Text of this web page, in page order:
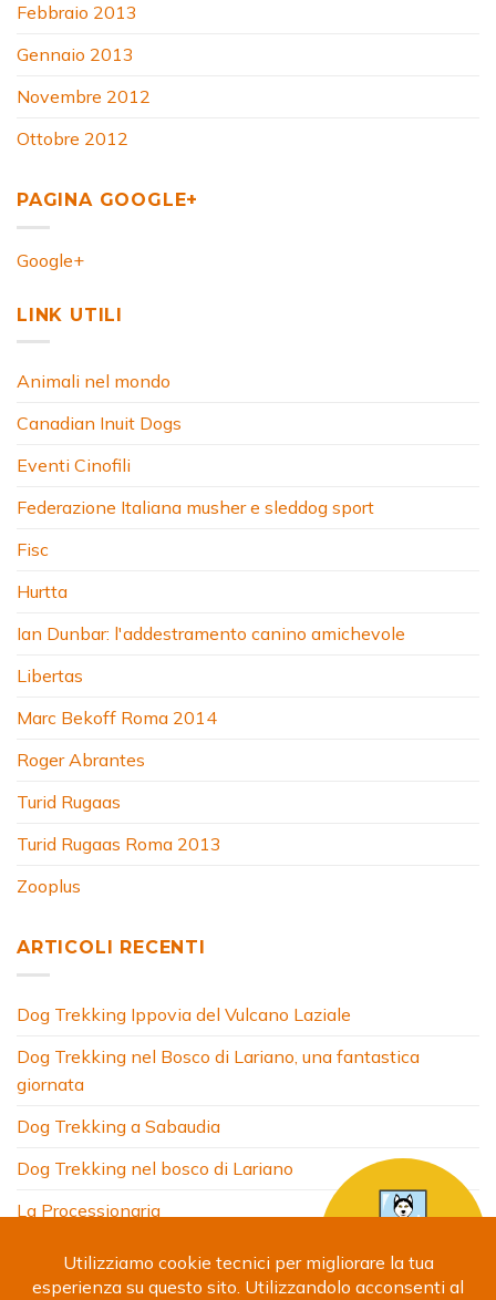
Febbraio 2013
Gennaio 2013
Novembre 2012
Ottobre 2012
PAGINA GOOGLE+
Google+
LINK UTILI
Animali nel mondo
Canadian Inuit Dogs
Eventi Cinofili
Federazione Italiana musher e sleddog sport
Fisc
Hurtta
Ian Dunbar: l'addestramento canino amichevole
Libertas
Marc Bekoff Roma 2014
Roger Abrantes
Turid Rugaas
Turid Rugaas Roma 2013
Zooplus
ARTICOLI RECENTI
Dog Trekking Ippovia del Vulcano Laziale
Dog Trekking nel Bosco di Lariano, una fantastica
giornata
Dog Trekking a Sabaudia
Dog Trekking nel bosco di Lariano
La Processionaria